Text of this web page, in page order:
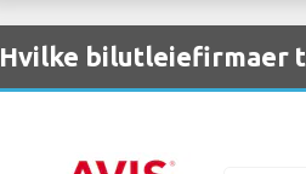
Hvilke bilutleiefirmaer